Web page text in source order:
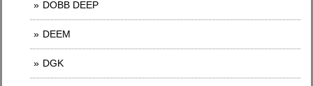
DOBB DEEP
DEEM
DGK